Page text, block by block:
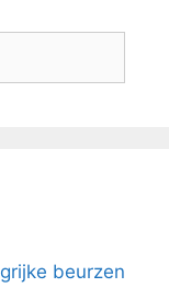
beurzen